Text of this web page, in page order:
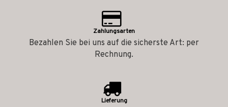
Zahlungsarten
Bezahlen Sie bei uns auf die sicherste Art: per
Rechnung.
Lieferung